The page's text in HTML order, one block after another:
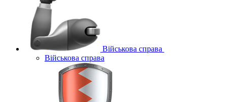
Військова справа
Військова справа